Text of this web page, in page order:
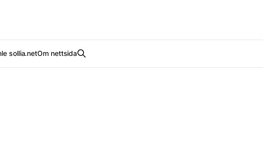
sollia.netOm nettsida